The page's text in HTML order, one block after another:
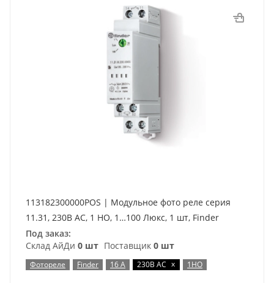
113182300000POS | Модульное фото реле серия
11.31, 230В AC, 1 НО, 1…100 Люкс, 1 шт, Finder
Под заказ:
Склад АйДи 0 шт Поставщик 0 шт
Фотореле Finder 16 А 230В AC x 1НО